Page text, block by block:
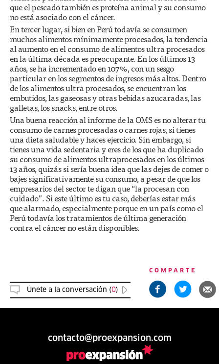
que el pescado también es proteína animal y su consumo
no está asociado con el cáncer.
En tercer lugar, si bien en Perú todavía se consumen
muchos alimentos mínimamente procesados, la tendencia
al aumento en el consumo de alimentos ultra procesados
en la última década es preocupante. En los últimos 13
años, se ha incrementado en 107%, con un sesgo
particular en los segmentos de ingresos más altos. Dentro
de los alimentos ultra procesados, se encuentran los
embutidos, las gaseosas y otras bebidas azucaradas, las
galletas, los snacks, entre otros.
Una buena reacción al informe de la OMS es no alterar tu
consumo de carnes procesadas o carnes rojas, si tienes
una dieta saludable y haces ejercicio. Sin embargo, si
tienes una vida sedentaria y eres de los que ha duplicado
su consumo de alimentos ultraprocesados en los últimos
13 años, quizás si sería buena idea que las dejes de comer o
bajes significativamente su consumo, a pesar de que los
empresarios del sector te digan que “la procesan con
cuidado”. Si este último es tu caso, deberías estar más
que alarmado, especialmente porque en un país como el
Perú todavía los tratamientos de última generación
contra el cáncer no están disponibles.
Únete a la conversación (0)
COMPARTE
contacto@proexpansion.com